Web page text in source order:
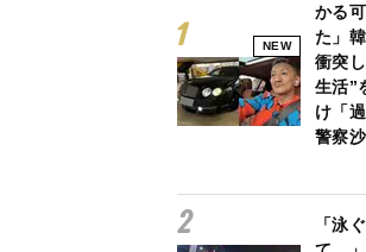
NEW
かる
た」
衝突
生活”
け「
警察
「泳